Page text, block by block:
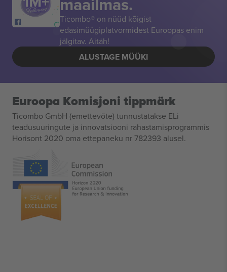
Ticombo® on nüüd kõigist
edasimüügiplatvormidest Euroopas enim
jälgitav. Aitäh!
ALUSTAGE MÜÜKI
Euroopa Komisjoni tippmärk
Ticombo GmbH (emettevõte) tunnustatakse ELi
teadusuuringute ja innovatsiooni rahastamisprogrammis
Horisont 2020 oma ettepaneku nr 782393 alusel.